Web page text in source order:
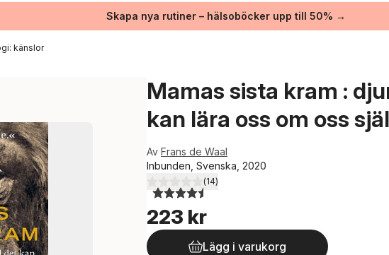
Skapa nya rutiner – hälsoböcker upp till 50% →
känslor
Mamas sista kram :
kan lära oss om oss
Av Frans de Waal
Inbunden, Svenska, 2020
4,5utav 5 stjärnor. Totalt antal röster:
(14)
223 kr
Lägg i varukorg